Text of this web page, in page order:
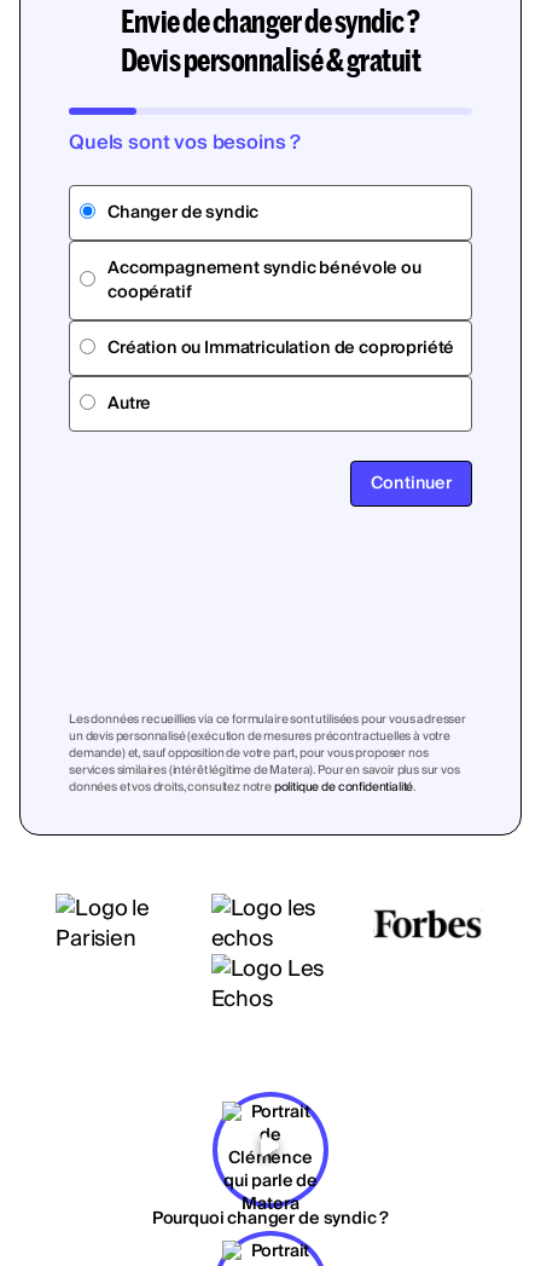
Envie de changer de syndic ?
Devis personnalisé & gratuit
Quels sont vos besoins ?
Changer de syndic
Accompagnement syndic bénévole ou
coopératif
Création ou Immatriculation de copropriété
Autre
Continuer
Les données recueillies via ce formulaire sont utilisées pour vous adresser
un devis personnalisé (exécution de mesures précontractuelles à votre
demande) et, sauf opposition de votre part, pour vous proposer nos
services similaires (intérêt légitime de Matera). Pour en savoir plus sur vos
données et vos droits, consultez notrepolitique de confidentialité.
Pourquoi changer de syndic ?